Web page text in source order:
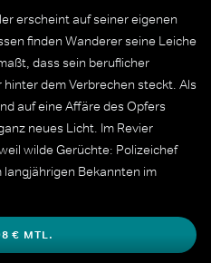
erscheint auf seiner eigenen
finden Wanderer seine Leiche
dass sein beruflicher
dem Verbrechen steckt. Als
auf eine Affäre des Opfers
neues Licht. Im Revier
wilde Gerüchte: Polizeichef
Bekannten im
€ MTL.